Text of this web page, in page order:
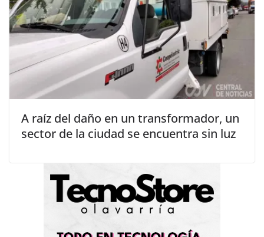
A raíz del daño en un transformador, un
sector de la ciudad se encuentra sin luz